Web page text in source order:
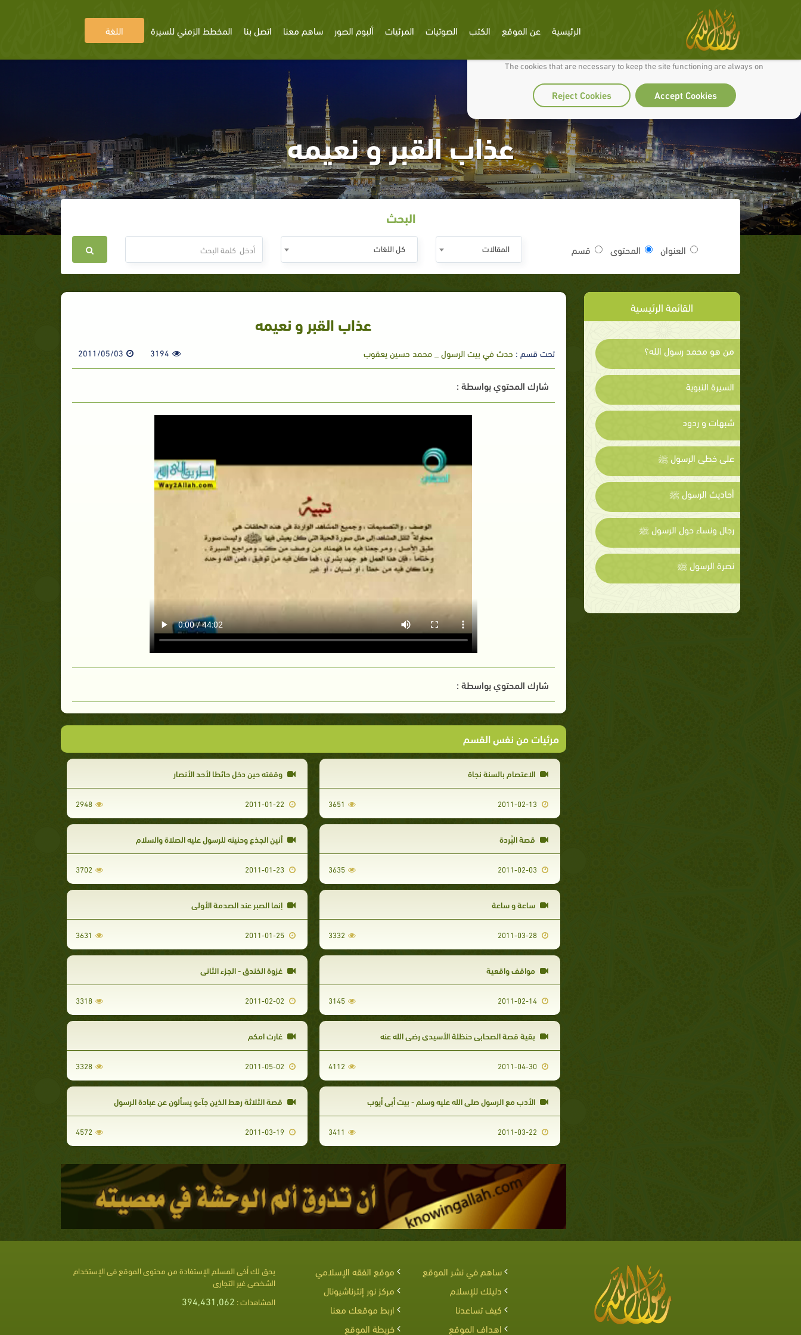
We use cookies to make our site work well for you and so we can continually improve it.
The cookies that are necessary to keep the site functioning are always on
Accept Cookies
Reject Cookies
الرئيسية عن الموقع الكتب الصوتيات المرئيات ألبوم الصور ساهم معنا اتصل بنا المخطط الزمني للسيرة اللغة
عذاب القبر و نعيمه
البحث
العنوان المحتوى قسم المقالات كل اللغات
القائمة الرئيسية
من هو محمد رسول الله؟
السيرة النبوية
شبهات و ردود
على خطى الرسول ﷺ
أحاديث الرسول ﷺ
رجال ونساء حول الرسول ﷺ
نصرة الرسول ﷺ
عذاب القبر و نعيمه
تحت قسم : حدث في بيت الرسول _ محمد حسين يعقوب 3194
2011/05/03
شارك المحتوي بواسطة :
شارك المحتوي بواسطة :
مرئيات من نفس القسم
الاعتصام بالسنة نجاة
2011-02-13
3651
وقفته حين دخل حائطا لأحد الأنصار
2948
قصة البُردة
2011-02-03
3635
أنين الجذع وحنينه للرسول عليه الصلاة والسلام
2011-01-23
3702
ساعة و ساعة
2011-03-28
3332
إنما الصبر عند الصدمة الأولى
2011-01-25
3631
مواقف واقعية
2011-02-14
3145
غزوة الخندق - الجزء الثاني
3318
بقية قصة الصحابي حنظلة الأسيدي رضي الله عنه
2011-04-30
4112
غارت امكم
3328
الأدب مع الرسول صلى الله عليه وسلم - بيت أبي أيوب
3411
قصة الثلاثة رهط الذين جآءو يسألون عن عبادة الرسول
2011-03-19
4572
ساهم في نشر الموقع
موقع الفقه الإسلامي
دليلك للإسلام
مركز نور إنترناشيونال
كيف تساعدنا
اربط موقعك معنا
اهداف الموقع
خريطة الموقع
يحق لك أخى المسلم الإستفادة من محتوى الموقع فى الإستخدام
الشخصى غير التجارى
المشاهدات : 394,431,062